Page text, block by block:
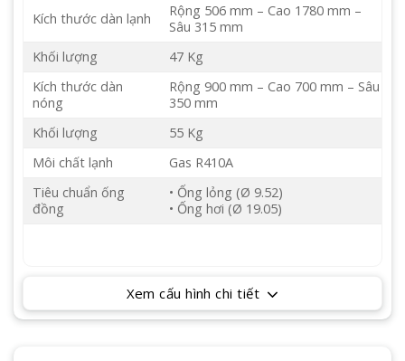
Kích thước dàn lạnh
Rộng 506 mm – Cao 1780 mm –
Sâu 315 mm
Khối lượng
47 Kg
Kích thước dàn
nóng
Rộng 900 mm – Cao 700 mm – Sâu
350 mm
Khối lượng
55 Kg
Môi chất lạnh
Gas R410A
Tiêu chuẩn ống
đồng
• Ống lỏng (Ø 9.52)
• Ống hơi (Ø 19.05)
Xem cấu hình chi tiết